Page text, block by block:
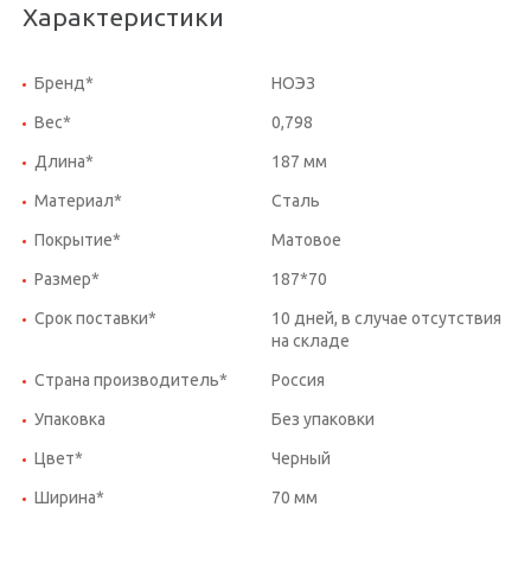
Характеристики
Бренд* НОЭЗ
Вес* 0,798
Длина* 187 мм
Материал* Сталь
Покрытие* Матовое
Размер* 187*70
Срок поставки*
10 дней, в случае отсутствия
на складе
Страна производитель* Россия
Упаковка Без упаковки
Цвет* Черный
Ширина* 70 мм